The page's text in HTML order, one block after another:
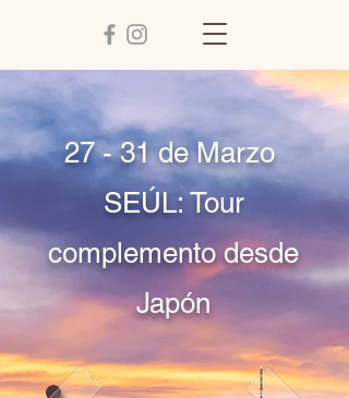
27 - 31 de Marzo
SEÚL: Tour
complemento desde
Japón